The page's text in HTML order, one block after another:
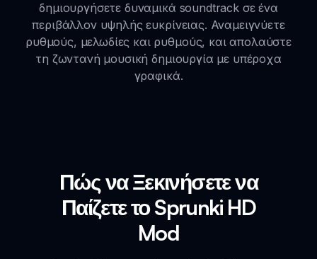
δημιουργήσετε δυναμικά soundtrack σε ένα
περιβάλλον υψηλής ευκρίνειας. Αναμειγνύετε
ρυθμούς, μελωδίες και ρυθμούς, και απολαύστε
τη ζωντανή μουσική δημιουργία με υπέροχα
γραφικά.
Πώς να Ξεκινήσετε να
Παίζετε το Sprunki HD
Mod